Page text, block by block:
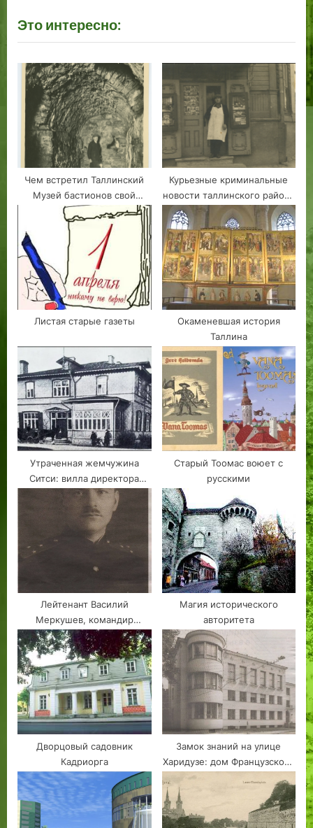
i
o
u
s
P
:
t
P
o
s
t
:
Это интересно:
Чем встретил Таллинский
Музей бастионов свой
десятилетний юбилей?
Курьезные криминальные
новости таллинского района
Каламая из 1920-х
Листая старые газеты
Окаменевшая история
Таллина
Утраченная жемчужина
Ситси: вилла директора
мануфактуры
Старый Тоомас воюет с
русскими
Лейтенант Василий
Меркушев, командир
легендарного «Окуня»
Магия исторического
авторитета
Дворцовый садовник
Кадриорга
Замок знаний на улице
Харидузе: дом Французского
лицея в Таллине